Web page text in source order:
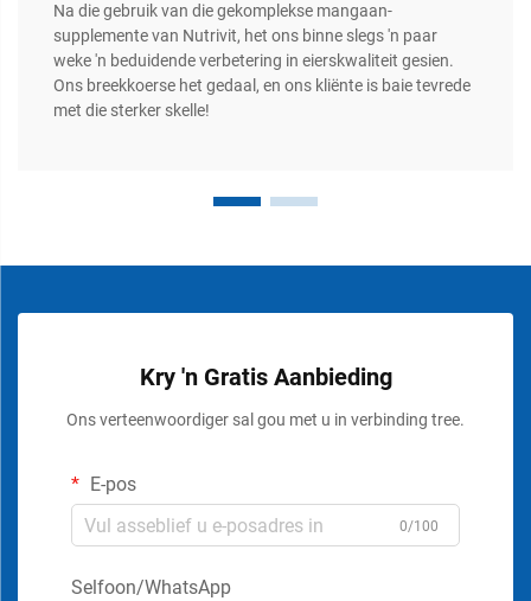
Na die gebruik van die gekomplekse mangaan-
supplemente van Nutrivit, het ons binne slegs 'n paar
weke 'n beduidende verbetering in eierskwaliteit gesien.
Ons breekkoerse het gedaal, en ons kliënte is baie tevrede
met die sterker skelle!
Kry 'n Gratis Aanbieding
Ons verteenwoordiger sal gou met u in verbinding tree.
E-pos
0/100
Selfoon/WhatsApp